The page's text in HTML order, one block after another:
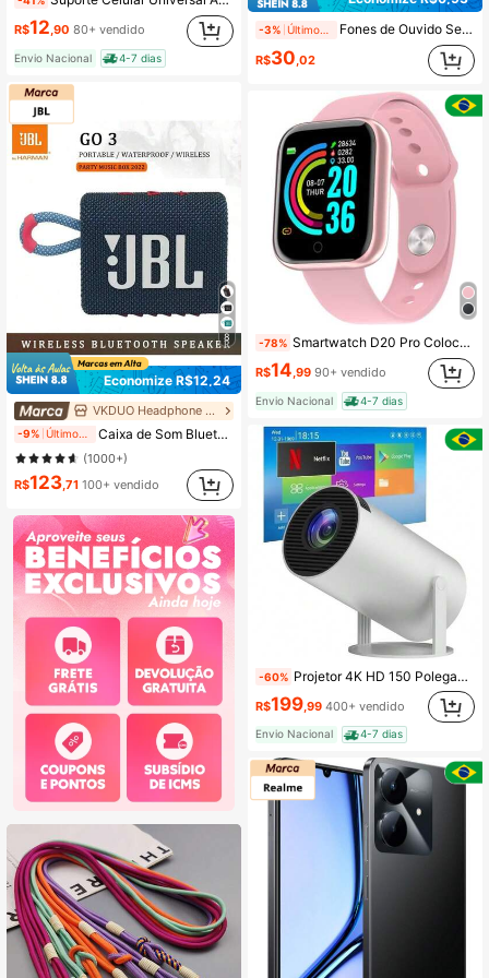
R$12,90 80+ vendido
Envio Nacional 4-7 dias
8
Economize R$12,24
VKDUO Headphone Store
-9% Caixa de Som Bluetooth JBL Go 3, Graves Potentes, Estéreo, Caixa de Som Portátil Mini Sem Fio para Uso Externo, JBL Original
(1000+)
R$123 ,71 100+ vendido
-3% Fones de Ouvido Sem Fio, Fones de Ouvido Sem Fio Estéreo HiFi, Com Microfone com Cancelamento de Ruído ENC, Fones de Ouvido Intra-Auriculares com Bateria de Longa Duração, Fones de Ouvido Esportivos Sem Fio 5.3
R$30 ,02
-78% Smartwatch D20 Pro Colocar foto com tela Y68 Relógio Inteligente Bluetooth Resistente Água + Batimentos com lembrete chamada monito
R$14,99 90+ vendido
Envio Nacional 4-7 dias
-60% Projetor 4K HD 150 Polegadas Celular, Tv B0x, PS, Pc, Wifi e Bluetooth HY300 Magcubic 110/220
R$199,99 400+ vendido
Envio Nacional 4-7 dias